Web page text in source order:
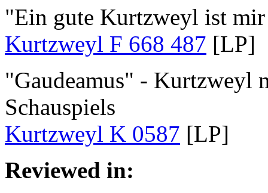
"Ein gute Kurtzweyl ist mir
Kurtzweyl F 668 487 [LP]
"Gaudeamus" - Kurtzweyl
Schauspiels
Kurtzweyl K 0587 [LP]
Reviewed in: